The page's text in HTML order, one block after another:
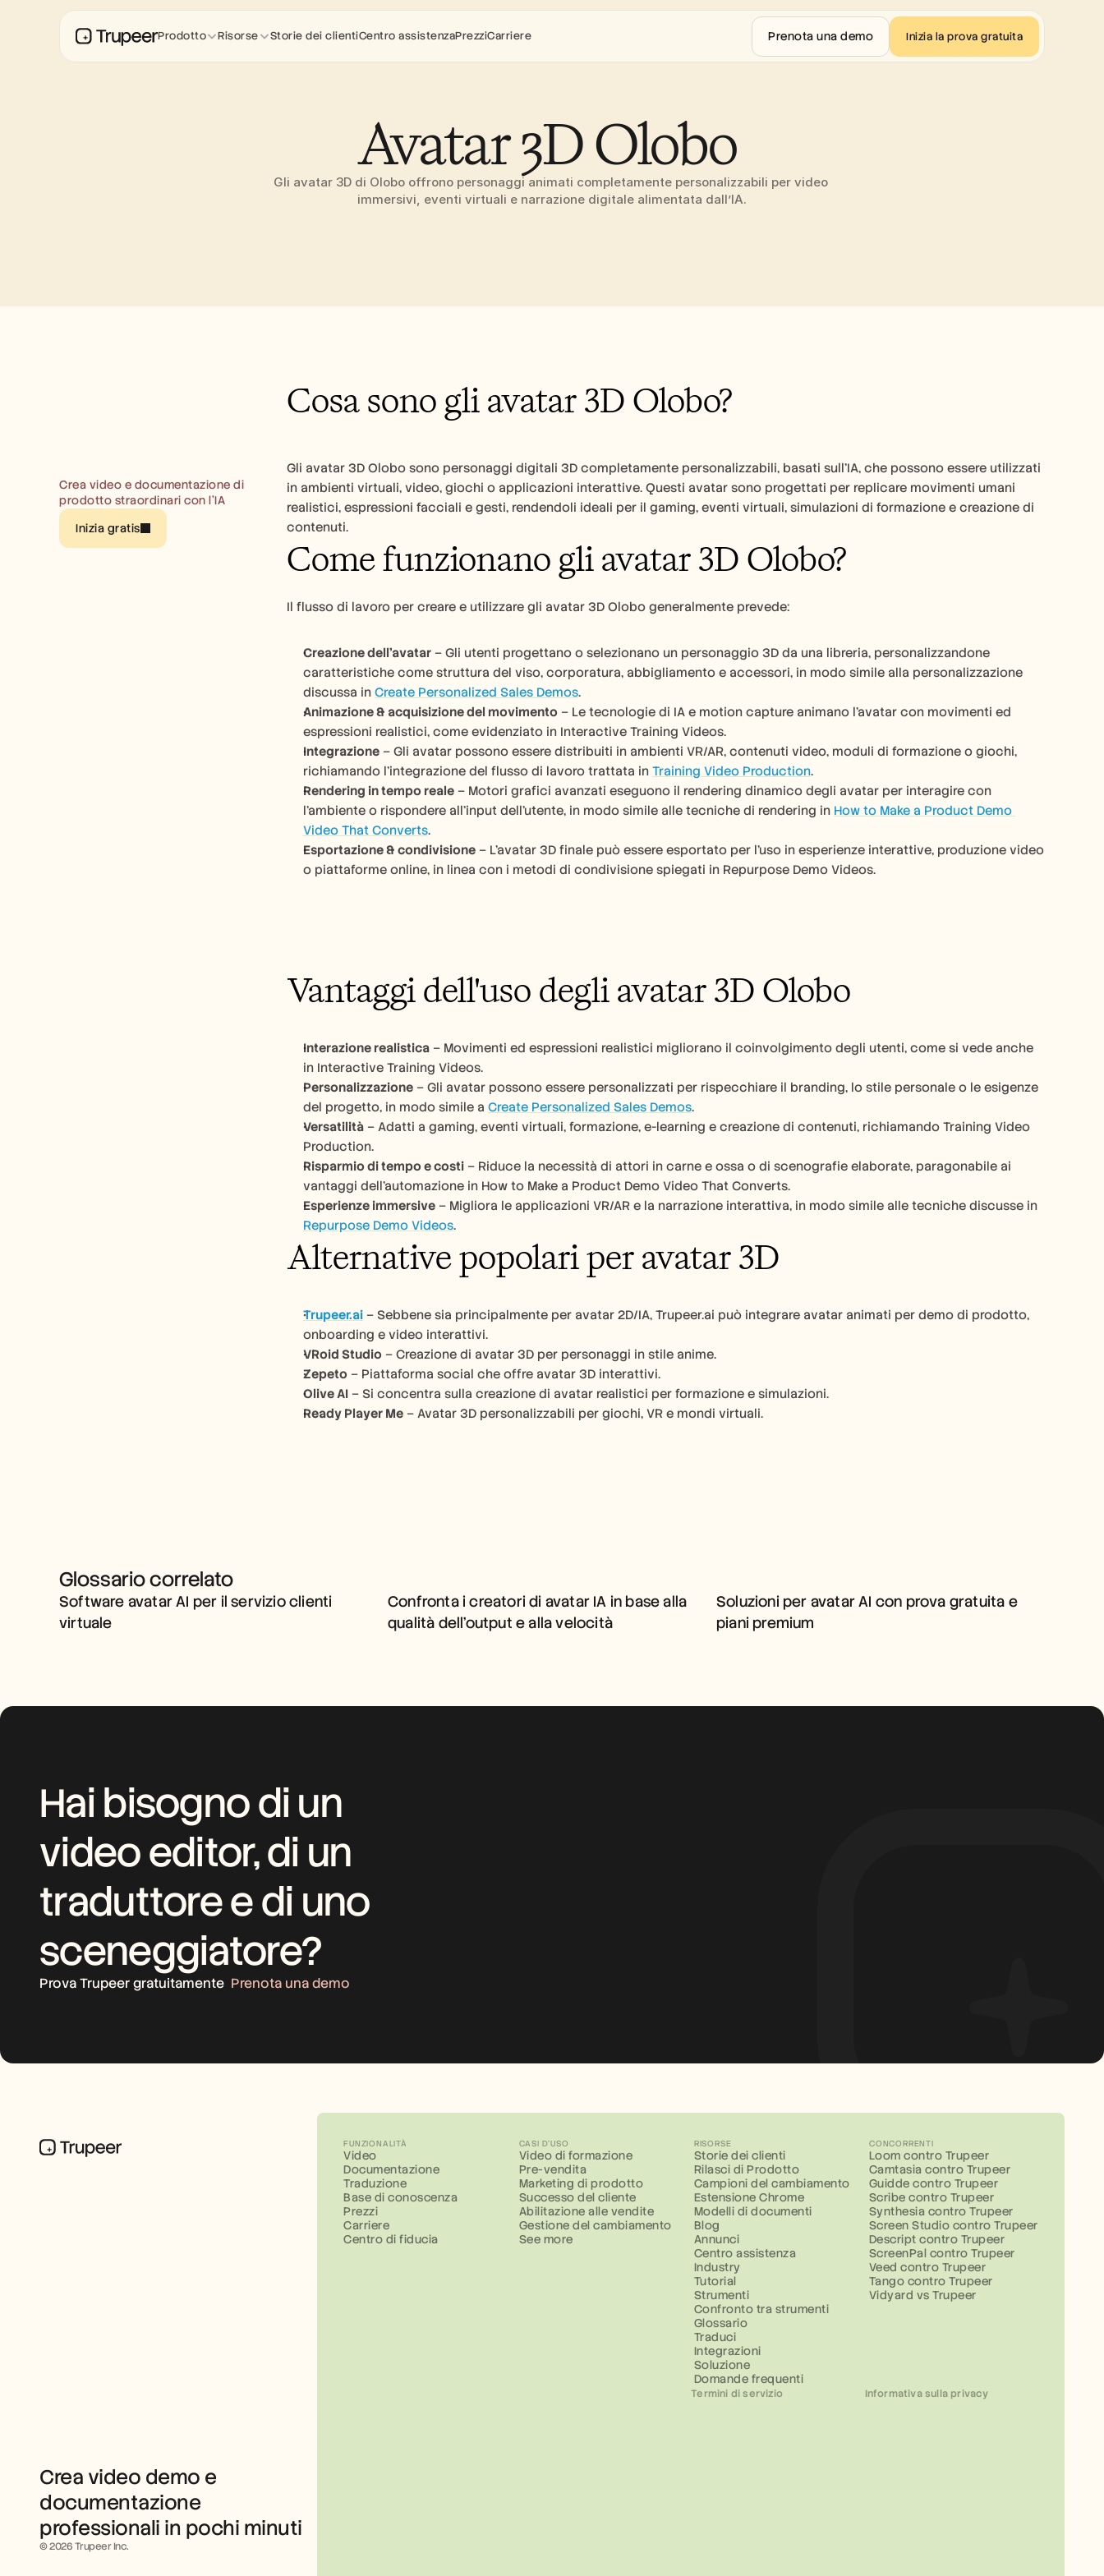
Avatar 3D Olobo
Gli avatar 3D di Olobo offrono personaggi animati completamente personalizzabili per video
immersivi, eventi virtuali e narrazione digitale alimentata dall’IA.
Crea video e documentazione di
prodotto straordinari con l’IA
Inizia gratis
Cosa sono gli avatar 3D Olobo?
Gli avatar 3D Olobo sono personaggi digitali 3D completamente personalizzabili, basati sull'IA, che possono essere utilizzati
in ambienti virtuali, video, giochi o applicazioni interattive. Questi avatar sono progettati per replicare movimenti umani
realistici, espressioni facciali e gesti, rendendoli ideali per il gaming, eventi virtuali, simulazioni di formazione e creazione di
contenuti.
Come funzionano gli avatar 3D Olobo?
Il flusso di lavoro per creare e utilizzare gli avatar 3D Olobo generalmente prevede:
Creazione dell'avatar – Gli utenti progettano o selezionano un personaggio 3D da una libreria, personalizzandone
caratteristiche come struttura del viso, corporatura, abbigliamento e accessori, in modo simile alla personalizzazione
discussa in Create Personalized Sales Demos.
Animazione & acquisizione del movimento – Le tecnologie di IA e motion capture animano l'avatar con movimenti ed
espressioni realistici, come evidenziato in Interactive Training Videos.
Integrazione – Gli avatar possono essere distribuiti in ambienti VR/AR, contenuti video, moduli di formazione o giochi,
richiamando l'integrazione del flusso di lavoro trattata in Training Video Production.
Rendering in tempo reale – Motori grafici avanzati eseguono il rendering dinamico degli avatar per interagire con
l'ambiente o rispondere all'input dell'utente, in modo simile alle tecniche di rendering in How to Make a Product Demo
Video That Converts.
Esportazione & condivisione – L'avatar 3D finale può essere esportato per l'uso in esperienze interattive, produzione video
o piattaforme online, in linea con i metodi di condivisione spiegati in Repurpose Demo Videos.
Vantaggi dell'uso degli avatar 3D Olobo
Interazione realistica – Movimenti ed espressioni realistici migliorano il coinvolgimento degli utenti, come si vede anche
in Interactive Training Videos.
Personalizzazione – Gli avatar possono essere personalizzati per rispecchiare il branding, lo stile personale o le esigenze
del progetto, in modo simile a Create Personalized Sales Demos.
Versatilità – Adatti a gaming, eventi virtuali, formazione, e-learning e creazione di contenuti, richiamando Training Video
Production.
Risparmio di tempo e costi – Riduce la necessità di attori in carne e ossa o di scenografie elaborate, paragonabile ai
vantaggi dell'automazione in How to Make a Product Demo Video That Converts.
Esperienze immersive
– Migliora le applicazioni VR/AR e la narrazione interattiva, in modo simile alle tecniche discusse in
Repurpose Demo Videos.
Alternative popolari per avatar 3D
Trupeer.ai – Sebbene sia principalmente per avatar 2D/IA, Trupeer.ai può integrare avatar animati per demo di prodotto,
onboarding e video interattivi.
VRoid Studio – Creazione di avatar 3D per personaggi in stile anime.
Zepeto – Piattaforma social che offre avatar 3D interattivi.
Olive AI – Si concentra sulla creazione di avatar realistici per formazione e simulazioni.
Ready Player Me – Avatar 3D personalizzabili per giochi, VR e mondi virtuali.
Glossario correlato
SOFTWARE AVATAR AI PER IL
SERVIZIO CLIENTI VIRTUALE
Software avatar AI per il servizio clienti
virtuale
QUALITÀ DELL'OUTPUT E
ALLA VELOCITÀ
Confronta i creatori di avatar IA in base alla
qualità dell'output e alla velocità
CON PROVA GRATUITA E
PIANI PREMIUM
Soluzioni per avatar AI con prova gratuita e
piani premium
Hai bisogno di un
video editor, di un
traduttore e di uno
sceneggiatore?
Prova Trupeer gratuitamente Prenota una demo
Crea video demo e
documentazione
professionali in pochi minuti
© 2026 Trupeer Inc.
FUNZIONALITÀ
Video
Documentazione
Traduzione
Base di conoscenza
Prezzi
Carriere
Centro di fiducia
CASI D'USO
Video di formazione
Pre-vendita
Marketing di prodotto
Successo del cliente
Abilitazione alle vendite
Gestione del cambiamento
See more
RISORSE
Storie dei clienti
Rilasci di Prodotto
Campioni del cambiamento
Estensione Chrome
Modelli di documenti
Blog
Annunci
Centro assistenza
Industry
Tutorial
Strumenti
Confronto tra strumenti
Glossario
Traduci
Integrazioni
Soluzione
Domande frequenti
CONCORRENTI
Loom contro Trupeer
Camtasia contro Trupeer
Guidde contro Trupeer
Scribe contro Trupeer
Synthesia contro Trupeer
Screen Studio contro Trupeer
Descript contro Trupeer
ScreenPal contro Trupeer
Veed contro Trupeer
Tango contro Trupeer
Vidyard vs Trupeer
Termini di servizio Informativa sulla privacy
Prodotto Risorse Storie dei clientiCentro assistenzaPrezziCarriere Prenota una demo Inizia la prova gratuita